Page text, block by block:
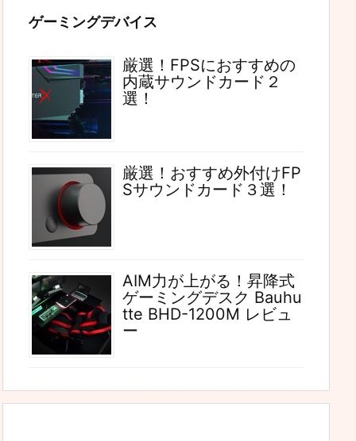
ゲーミングデバイス
厳選！FPSにおすすめの
内蔵サウンドカード２
選！
厳選！おすすめ外付けFP
Sサウンドカード３選！
AIM力が上がる！昇降式
ゲーミングデスク Bauhu
tte BHD-1200M レビュ
ー